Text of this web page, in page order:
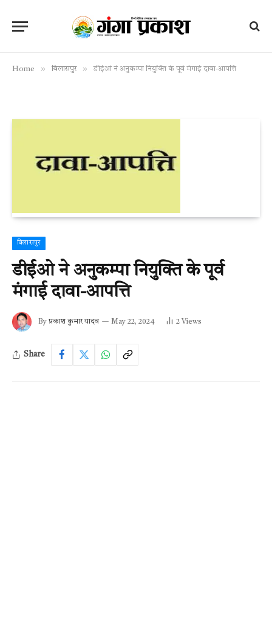
Home » बिलासपुर » डीईओ ने अनुकम्पा नियुक्ति के पूर्व मंगाई दावा-आपत्ति
बिलासपुर
डीईओ ने अनुकम्पा नियुक्ति के पूर्व
मंगाई दावा-आपत्ति
By प्रकाश कुमार यादव May 22, 2024 2 Views
Share